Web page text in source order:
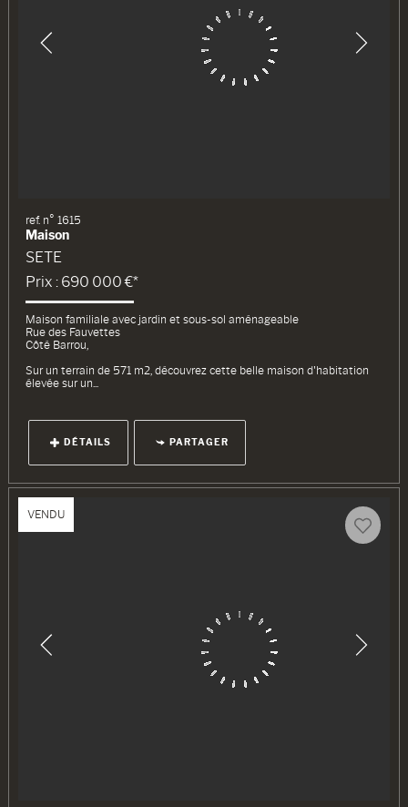
ref. n° 1615
Maison
SETE
Prix : 690 000 €*
Maison familiale avec jardin et sous-sol aménageable
Rue des Fauvettes
Côté Barrou,
Sur un terrain de 571 m2, découvrez cette belle maison d'habitation
élevée sur un...
DÉTAILS PARTAGER
VENDU